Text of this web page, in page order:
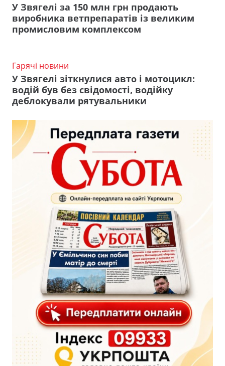
У Звягелі за 150 млн грн продають
виробника ветпрепаратів із великим
промисловим комплексом
Гарячі новини
У Звягелі зіткнулися авто і мотоцикл:
водій був без свідомості, водійку
деблокували рятувальники